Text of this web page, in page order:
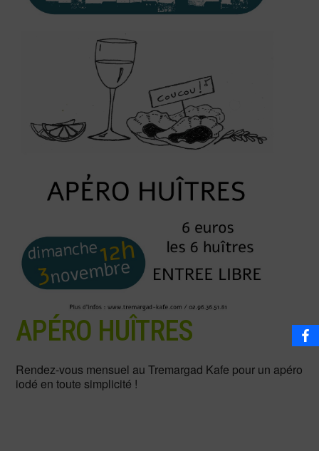
APÉRO HUÎTRES
Rendez-vous mensuel au Tremargad Kafe pour un apéro
iodé en toute simplicité !